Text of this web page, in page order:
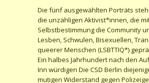
Die fünf ausgewählten Porträts
die unzähligen Aktivist*innen, die
Selbstbestimmung die Community
Lesben, Schwulen, Bisexuellen,
queerer Menschen (LSBTTIQ*)
Ein halbes Jahrhundert nach den
Inn würdigen Die CSD Berlin
mutigen Widerstand gegen